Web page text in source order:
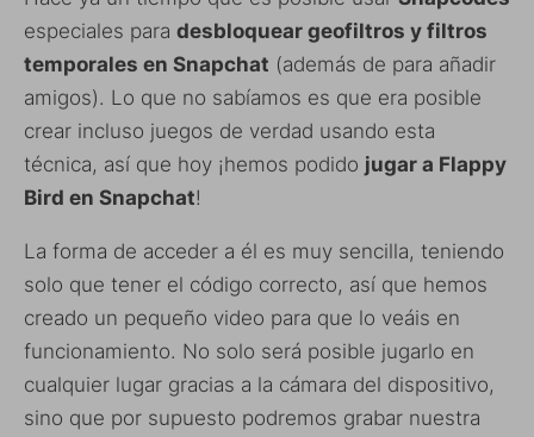
especiales para desbloquear geofiltros y filtros
temporales en Snapchat (además de para añadir
amigos). Lo que no sabíamos es que era posible
crear incluso juegos de verdad usando esta
técnica, así que hoy ¡hemos podido jugar a Flappy
Bird en Snapchat!
La forma de acceder a él es muy sencilla, teniendo
solo que tener el código correcto, así que hemos
creado un pequeño video para que lo veáis en
funcionamiento. No solo será posible jugarlo en
cualquier lugar gracias a la cámara del dispositivo,
sino que por supuesto podremos grabar nuestra